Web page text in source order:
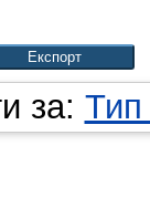
за: Тип